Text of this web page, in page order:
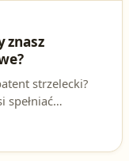
znasz
strzelecki?
spełniać
mogą